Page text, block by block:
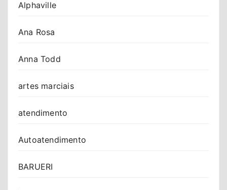
Alphaville
Ana Rosa
Anna Todd
artes marciais
atendimento
Autoatendimento
BARUERI